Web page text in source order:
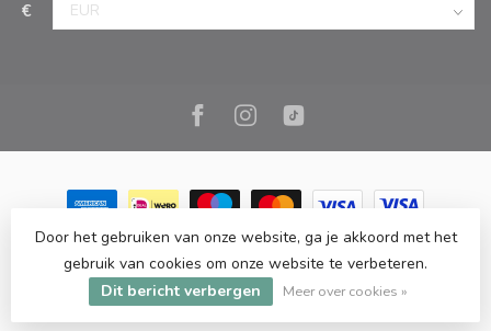
€
© Copyright 2026 Marc Cook & Home | Webshop | Fysieke
kookwinkel in Elst |- Powered byLightspeed-Lightspeed design
byDyvelopment
Door het gebruiken van onze website, ga je akkoord met het
gebruik van cookies om onze website te verbeteren.
Dit bericht verbergen
Meer over cookies »